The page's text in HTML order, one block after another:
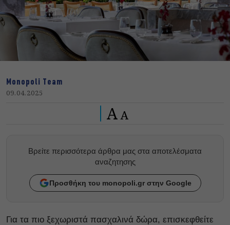
Monopoli Team
09.04.2025
A A
Βρείτε περισσότερα άρθρα μας στα αποτελέσματα
αναζητησης
Προσθήκη του monopoli.gr στην Google
Για τα πιο ξεχωριστά πασχαλινά δώρα, επισκεφθείτε